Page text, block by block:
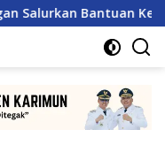
Bantuan Kemanusiaan